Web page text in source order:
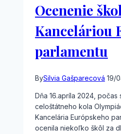
Ocenenie
Kanceláriou
parlamentu
BySilvia Gašparecová 19/
Dňa 16.apríla 2024,
celoštátneho kola
Kancelária Európskeho
ocenila niekoľko škôl za